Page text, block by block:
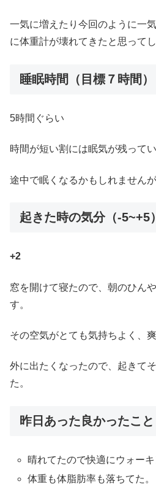
一気に増えたり今回のように一
に体重計が壊れてきたと思ってし
睡眠時間（目標７時間）
5時間ぐらい
時間が短い割には眠気が残ってい
途中で眠くなるかもしれませんが
起きた時の気分（-5~+5）
+2
窓を開けて寝たので、朝のひん
す。
その空気がとても気持ちよく、
外に出たくなったので、起きて
た。
昨日あった良かったこと
晴れてたので快適にウォーキ
体重も体脂肪率も落ちてた